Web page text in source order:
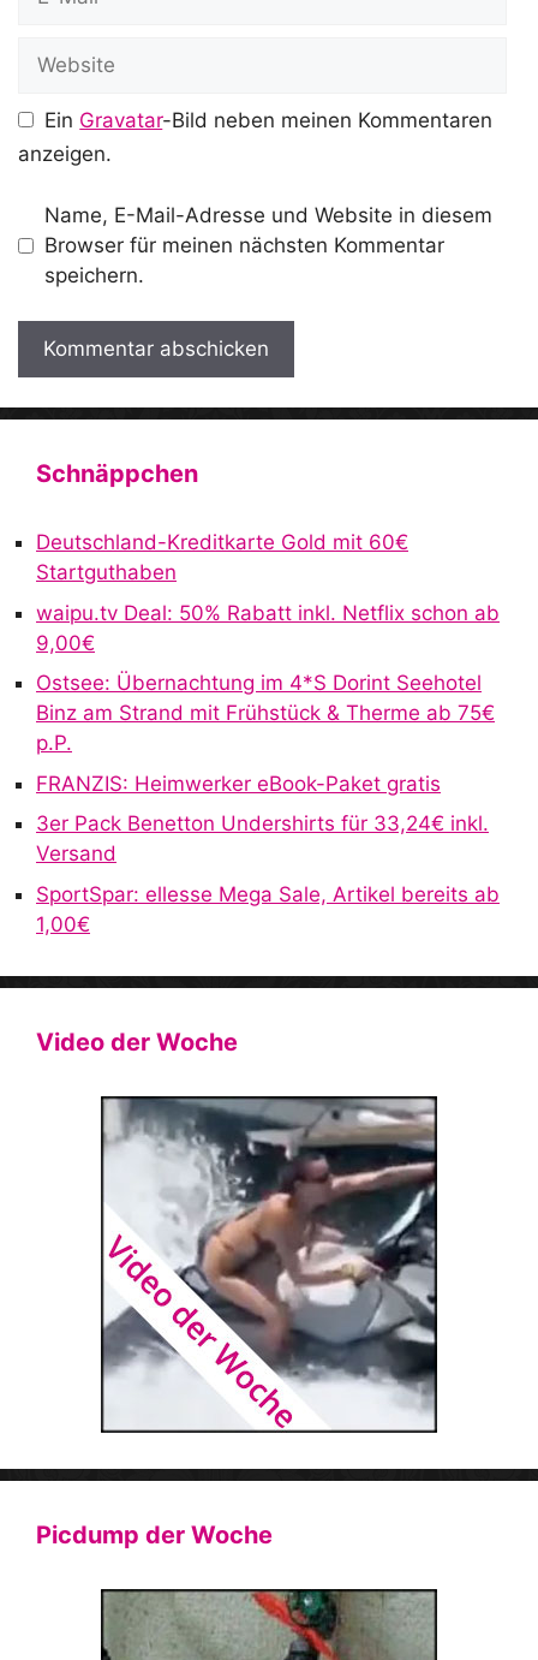
Website
Ein Gravatar-Bild neben meinen Kommentaren
anzeigen.
Name, E-Mail-Adresse und Website in diesem
Browser für meinen nächsten Kommentar
speichern.
A
n
t
Schnäppchen
Deutschland-Kreditkarte Gold mit 60€
Startguthaben
waipu.tv Deal: 50% Rabatt inkl. Netflix schon ab
9,00€
Ostsee: Übernachtung im 4*S Dorint Seehotel
Binz am Strand mit Frühstück & Therme ab 75€
p.P.
FRANZIS: Heimwerker eBook-Paket gratis
3er Pack Benetton Undershirts für 33,24€ inkl.
Versand
SportSpar: ellesse Mega Sale, Artikel bereits ab
1,00€
Video der Woche
Picdump der Woche